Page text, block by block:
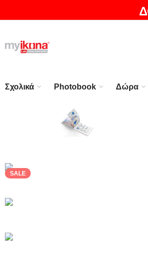
ΘΑ ΛΑΤΡΕΨΕΤΕ ΤΑ ΠΡΟΪΟΝΤΑ ΜΑΣ |
Σχολικά Photobook Δώρα
SALE